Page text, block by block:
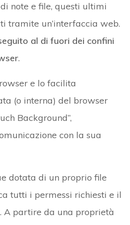
note e file, questi ultimi
tramite un’interfaccia web.
al di fuori dei confini
.
e lo facilita
(o interna) del browser
Background”,
con la sua
dotata di un proprio file
tutti i permessi richiesti e il
A partire da una proprietà